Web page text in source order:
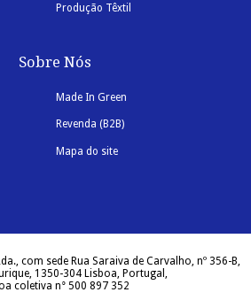
Produção Têxtil
Sobre Nós
Made In Green
Revenda (B2B)
Mapa do site
com sede Rua Saraiva de Carvalho, nº 356-B,
1350-304 Lisboa, Portugal,
coletiva n° 500 897 352